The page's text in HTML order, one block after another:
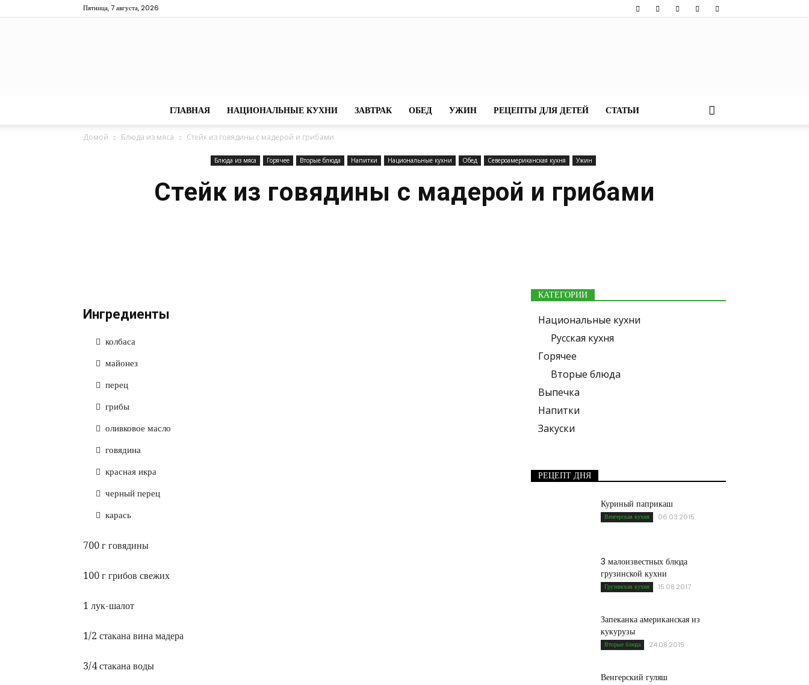
Пятница, 7 августа, 2026
ГЛАВНАЯ НАЦИОНАЛЬНЫЕ КУХНИ ЗАВТРАК ОБЕД УЖИН РЕЦЕПТЫ ДЛЯ ДЕТЕЙ СТАТЬИ
Домой Блюда из мяса Стейк из говядины с мадерой и грибами
Блюда из мяса Горячее Вторые блюда Напитки Национальные кухни Обед Североамериканская кухня Ужин
Стейк из говядины с мадерой и грибами
Ингредиенты
колбаса
майонез
перец
грибы
оливковое масло
говядина
красная икра
черный перец
карась
700 г говядины
100 г грибов свежих
1 лук-шалот
1/2 стакана вина мадера
3/4 стакана воды
КАТЕГОРИИ
Национальные кухни
Русская кухня
Горячее
Вторые блюда
Выпечка
Напитки
Закуски
РЕЦЕПТ ДНЯ
Куриный паприкаш
Венгерская кухня 06.03.2015
3 малоизвестных блюда
грузинской кухни
Грузинская кухня 15.08.2017
Запеканка американская из
кукурузы
Вторые блюда 24.08.2015
Венгерский гуляш